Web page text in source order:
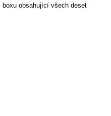
boxu obsahující všech deset